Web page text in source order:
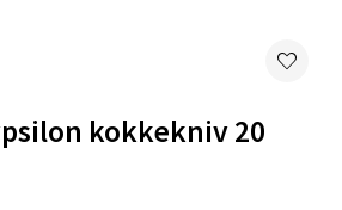
kokkekniv 20